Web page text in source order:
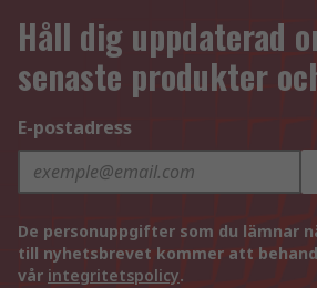
Håll dig uppdaterad
senaste produkter
E-postadress
De personuppgifter som du lämnar
till nyhetsbrevet kommer att
vår integritetspolicy.